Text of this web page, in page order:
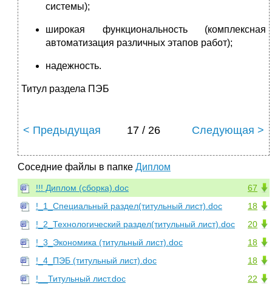
системы);
широкая функциональность (комплексная
автоматизация различных этапов работ);
надежность.
Титул раздела ПЭБ
< Предыдущая 17 / 26 Следующая >
Соседние файлы в папке Диплом
67
!!! Диплом (сборка).doc
18
!_1_Специальный раздел(титульный лист).doc
20
!_2_Технологический раздел(титульный лист).doc
18
!_3_Экономика (титульный лист).doc
18
!_4_ПЭБ (титульный лист).doc
22
!__Титульный лист.doc